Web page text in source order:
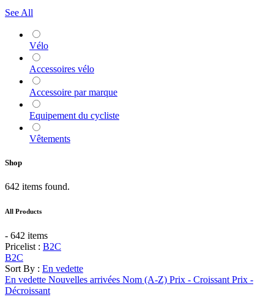
See All
Vélo
Accessoires vélo
Accessoire par marque
Equipement du cycliste
Vêtements
Shop
642 items found.
All Products
- 642 items
Pricelist : B2C
B2C
Sort By : En vedette
En vedette Nouvelles arrivées Nom (A-Z) Prix - Croissant Prix -
Décroissant